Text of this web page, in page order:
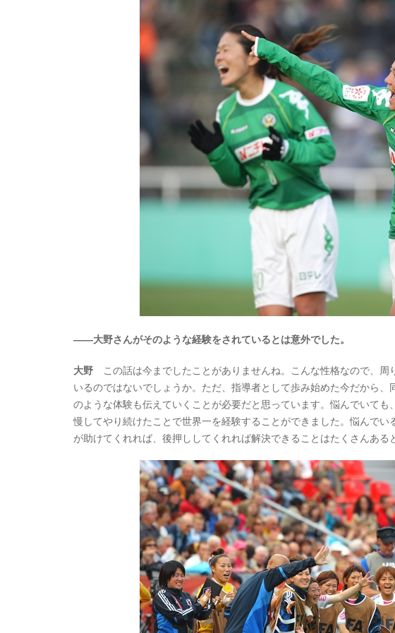
――大野さんがそのような経験をされているとは意外でした。
大野 この話は今までしたことがありませんね。こんな性格なので、
いるのではないでしょうか。ただ、指導者として歩み始めた今だから
のような体験も伝えていくことが必要だと思っています。悩んでいて
慢してやり続けたことで世界一を経験することができました。悩んで
が助けてくれれば、後押ししてくれれば解決できることはたくさんある